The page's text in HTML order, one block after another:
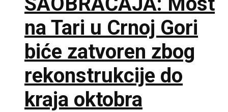
na Tari u Crnoj Gori
biće zatvoren zbog
rekonstrukcije do
kraja oktobra